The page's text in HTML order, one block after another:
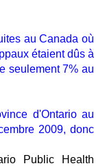
au Canada où
étaient dûs à
seulement 7% au
d'Ontario au
2009, donc
Public Health